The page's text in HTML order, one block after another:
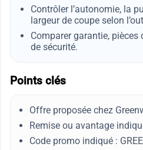
Contrôler l’autonomie, la
largeur de coupe selon
Comparer garantie,
de sécurité.
Points clés
Offre proposée chez
Remise ou avantage
Code promo indiqué :